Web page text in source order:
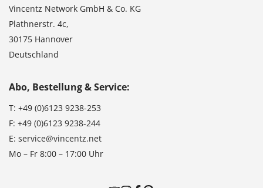
Vincentz Network GmbH & Co. KG
Plathnerstr. 4c,
30175 Hannover
Deutschland
Abo, Bestellung & Service:
T: +49 (0)6123 9238-253
F: +49 (0)6123 9238-244
E: service@vincentz.net
Mo – Fr 8:00 – 17:00 Uhr